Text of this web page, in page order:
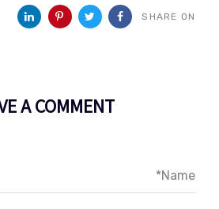
SHARE ON
A COMMENT
Name*